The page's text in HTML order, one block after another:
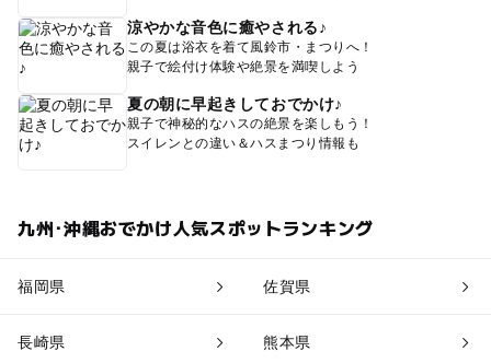
涼やかな音色に癒やされる♪
この夏は浴衣を着て風鈴市・まつりへ！
親子で絵付け体験や絶景を満喫しよう
夏の朝に早起きしておでかけ♪
親子で神秘的なハスの絶景を楽しもう！
スイレンとの違い＆ハスまつり情報も
九州･沖縄おでかけ人気スポットランキング
福岡県 佐賀県
長崎県 熊本県